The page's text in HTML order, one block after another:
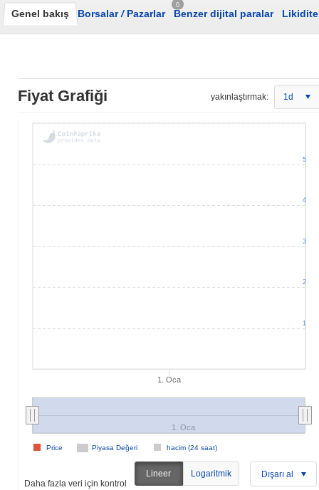
Genel bakış Borsalar/Pazarlar
0
Benzer dijital paralar Likidite
Fiyat Grafiği yakınlaştırmak: 1d
1. Oca
Piyasa Değeri hacim (24 saat)
Price
1. Oca
1
2
3
4
5
Daha fazla veri için kontrol
Lineer Logaritmik Dışarı al